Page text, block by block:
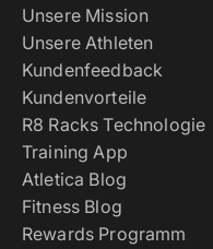
Unsere Mission
Unsere Athleten
Kundenfeedback
Kundenvorteile
R8 Racks Technologie
Training App
Atletica Blog
Fitness Blog
Rewards Programm